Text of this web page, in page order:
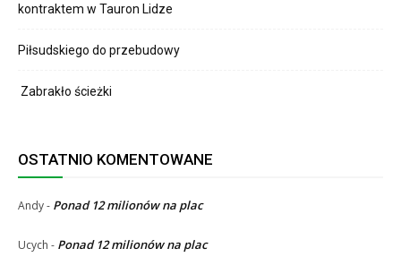
kontraktem w Tauron Lidze
Piłsudskiego do przebudowy
Zabrakło ścieżki
OSTATNIO KOMENTOWANE
Andy- Ponad 12 milionów na plac
Ucych - Ponad 12 milionów na plac